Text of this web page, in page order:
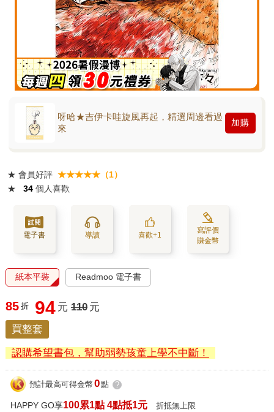
呀哈★吉伊卡哇旋風再起，精選周邊看過
來
加購
★ 會員好評 ★★★★★（1）
★
34 個人喜歡
電子書 導讀 喜歡+1
寫評價
賺金幣
紙本平裝 Readmoo 電子書
85 折 94 元 110 元
買整套
認購希望書包，幫助弱勢孩童上學不中斷！
預計最高可得金幣 0點 ?
HAPPY GO享100累1點 4點抵1元 折抵無上限